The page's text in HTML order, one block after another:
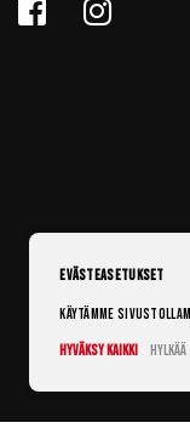
Evästeasetukset
Käytämme
Hyväksy kaikki
Hylkää